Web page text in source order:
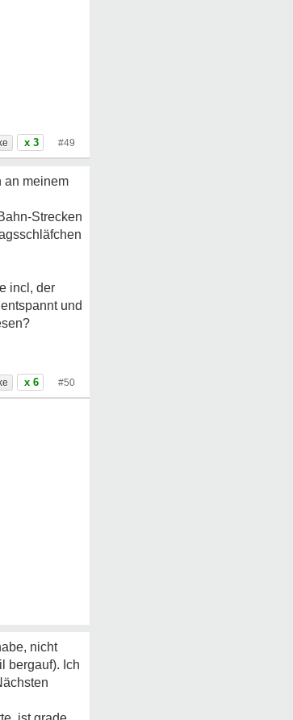
x 3 #49
an meinem
Strecken
incl, der
und
x 6 #50
nicht
bergauf). Ich